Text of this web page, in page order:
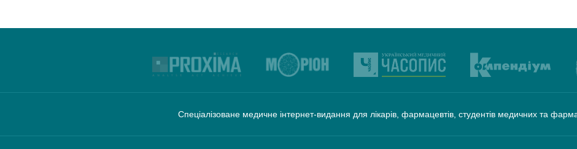
Спеціалізоване медичне інтернет-видання для лікарів, фармацевтів, студентів медичних та